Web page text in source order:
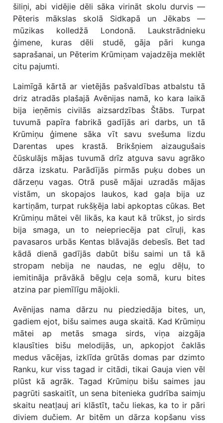
šiliņi, abi vidējie dēli sāka virināt skolu durvis —
Pēteris mākslas skolā Sidkapā un Jēkabs —
mūzikas kolledžā Londonā. Laukstrādnieku
ģimene, kuras dēli studē, gāja pāri kunga
saprašanai, un Pēterim Krūmiņam vajadzēja meklēt
citu pajumti.
Laimīgā kārtā ar vietējās pašvaldības atbalstu tā
driz atradās plašajā Avēnijas namā, ko kara laikā
bija ieņēmis civilās aizsardzības Štābs. Turpat
tuvumā papīra fabrikā gadījās ari darbs, un tā
Krūmiņu ģimene sāka vīt savu svešuma lizdu
Darentas upes krastā. Brikšņiem aizaugušais
čūskulājs mājas tuvumā drīz atguva savu agrāko
dārza izskatu. Parādījās pirmās puķu dobes un
dārzeņu vagas. Otrā pusē mājai uzradās mājas
vistām, un skopajos laukos, kad gaļa bija uz
kartiņām, turpat rukšķēja labi apkoptas cūkas. Bet
Krūmiņu mātei vēl likās, ka kaut kā trūkst, jo sirds
bija smaga, un to neiepriecēja pat cīruļi, kas
pavasaros urbās Kentas blāvajās debesīs. Bet tad
kādā dienā gadījās dabūt bišu saimi un tā kā
stropam nebija ne naudas, ne egļu dēļu, to
iemitināja prāvākā bēgļu ceļa somā, kuru bites
atzina par piemīlīgu mājokli.
Avēnijas nama dārzu nu piedziedāja bites, un,
gadiem ejot, bišu saimes auga skaitā. Kad Krūmiņu
mātei ap metās smaga sirds, viņa aizgāja
klausīties bišu melodijās, un, apkopjot čaklās
medus vācējas, izklīda grūtās domas par dzimto
Ranku, kur viss tagad ir citādi, tikai Gauja vien vēl
plūst kā agrāk. Tagad Krūmiņu bišu saimes jau
pagrūti saskaitīt, un sena bitenieka gudrība saimju
skaitu neatļauj ari klāstīt, taču liekas, ka to ir pāri
diviem dučiem. Ar bitēm un dārza kopšanu viss